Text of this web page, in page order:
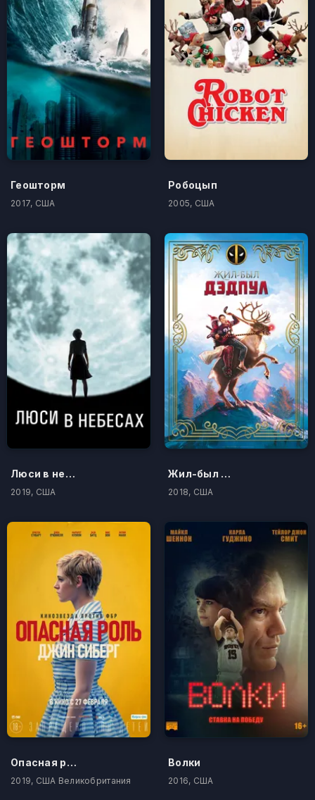
Геошторм
2017, США
Робоцып
2005, США
Люси в небесах
2019, США
Жил-был Дэдпул
2018, США
Опасная роль Джин Сиберг
2019, США Великобритания
Волки
2016, США